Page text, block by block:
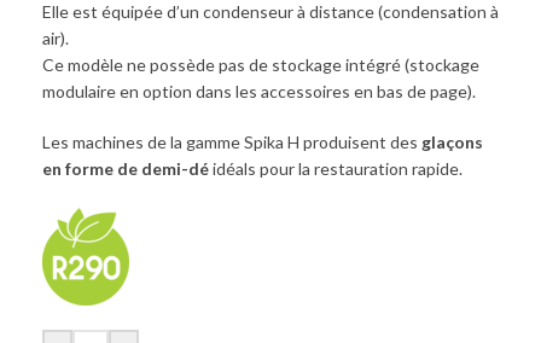
Elle est équipée d’un condenseur à distance (condensation à
air).
Ce modèle ne possède pas de stockage intégré (stockage
modulaire en option dans les accessoires en bas de page).
Les machines de la gamme Spika H produisent des glaçons
en forme de demi-déidéals pour la restauration rapide.